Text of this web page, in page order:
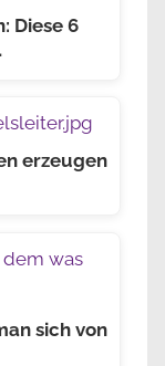
Diese 6
erzeugen
sich von